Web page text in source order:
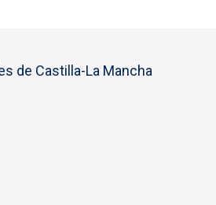
de Castilla-La Mancha